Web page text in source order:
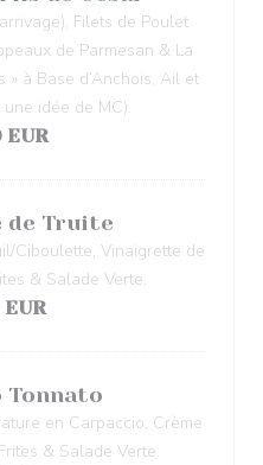
Filets de Poulet
de Parmesan & La
» à Base d’Anchois, Ail et
idée de MC).
EUR
de Truite
Ciboulette, Vinaigrette de
& Salade Verte.
EUR
Tonnato
en Carpaccio, Crème
& Salade Verte.